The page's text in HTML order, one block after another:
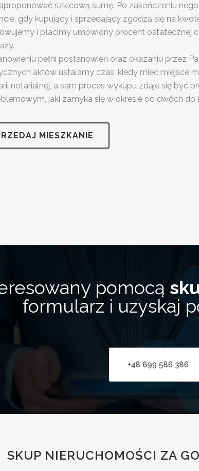
szkicową sumę. Po zakończeniu
gdy kupujący i sprzedający zgodzą się na
i płacimy umówiony procent ostatecznej
pełni postanowień oraz okazaniu przez
aktów ustalamy czas, kiedy mieć miejsce
notarialnej, a sam proces wykupu zdaje się być
jaki zamyka się w okresie od dwóch do
MIESZKANIE
pomocą
formularz i uzyskaj
+48 699 586 386
SKUP NIERUCHOMOŚCI ZA